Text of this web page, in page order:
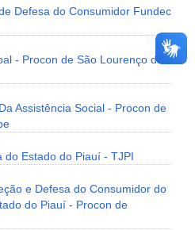
Defesa do Consumidor Fundec
- Procon de São Lourenço da
Assistência Social - Procon de
do Estado do Piauí - TJPI
e Defesa do Consumidor do
do Piauí - Procon de